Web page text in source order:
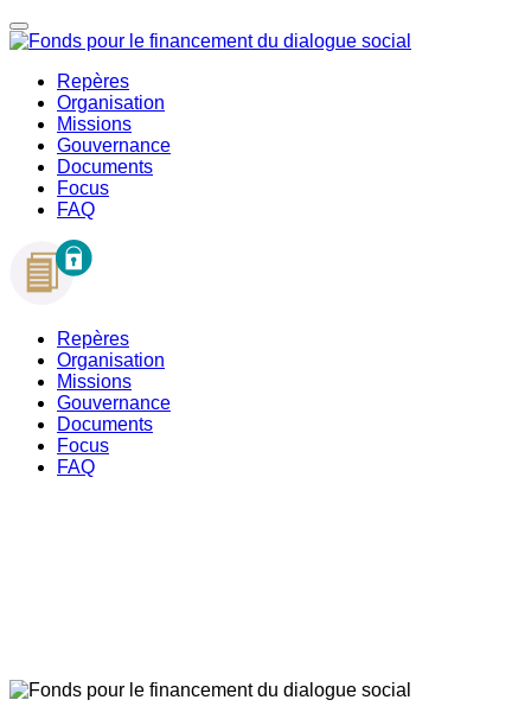
Repères
Organisation
Missions
Gouvernance
Documents
Focus
FAQ
Repères
Organisation
Missions
Gouvernance
Documents
Focus
FAQ